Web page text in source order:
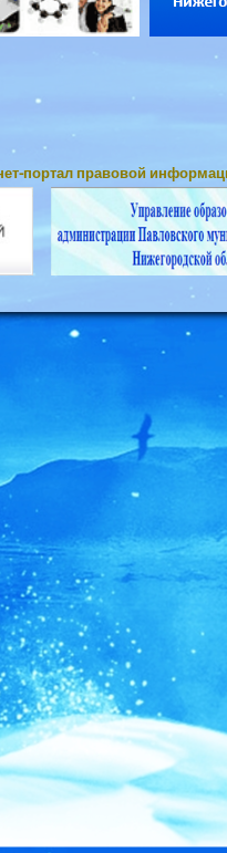
портал правовой